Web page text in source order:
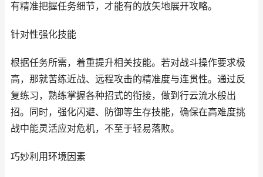
有精准把握任务细节，才能有的放矢地展开攻略。
针对性强化技能
根据任务所需，着重提升相关技能。若对战斗操作要求极
高，那就苦练近战、远程攻击的精准度与连贯性。通过反
复练习，熟练掌握各种招式的衔接，做到行云流水般出
招。同时，强化闪避、防御等生存技能，确保在高难度挑
战中能灵活应对危机，不至于轻易落败。
巧妙利用环境因素